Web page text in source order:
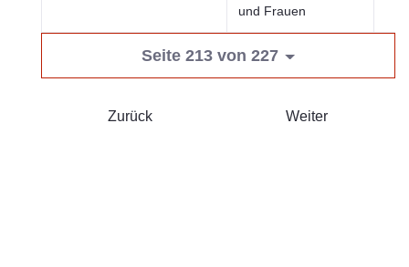
und Frauen
Seite 213 von 227
Zurück Weiter